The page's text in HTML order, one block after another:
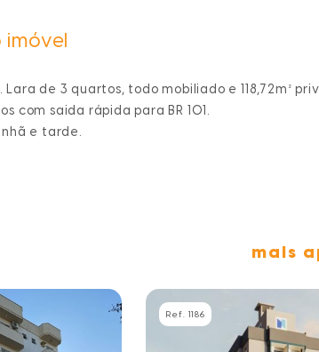
de 3 quartos, todo mobiliado e 118,72m²
com saida rápida para BR 101.
e tarde.
mais
Ref. 1186